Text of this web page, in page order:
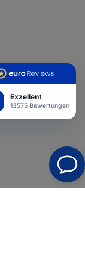
Exzellent
13575 Bewertungen